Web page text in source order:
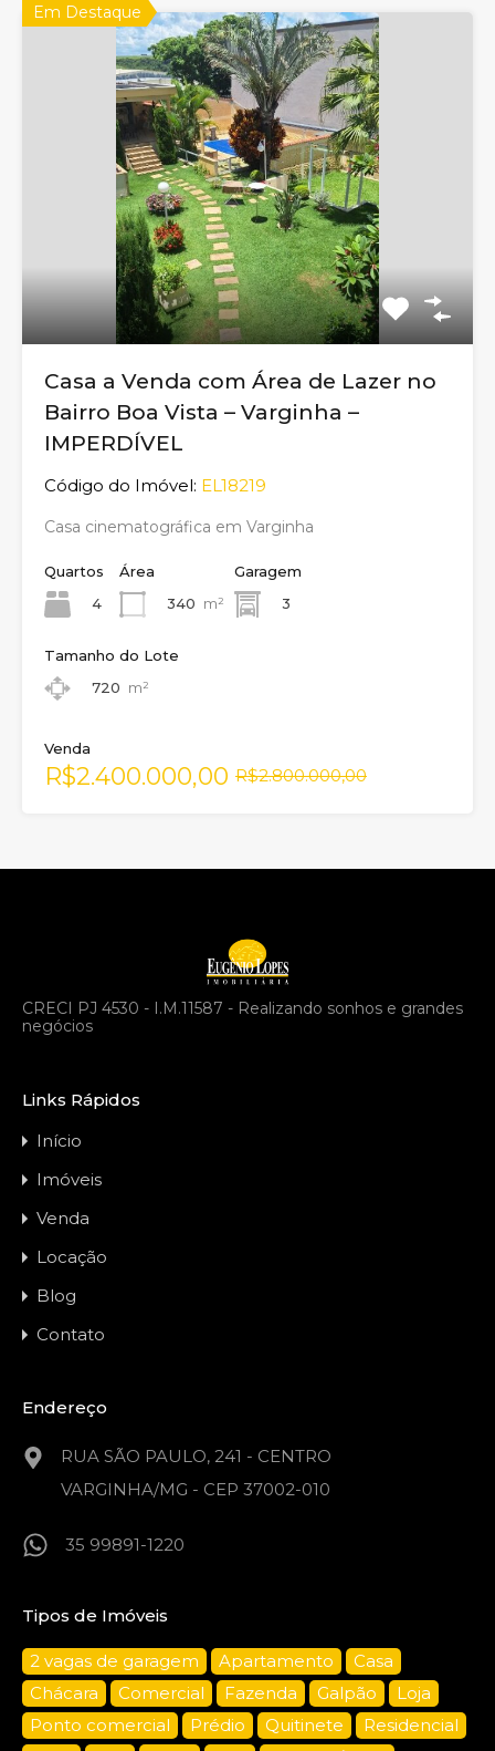
Em Destaque
Casa a Venda com Área de Lazer no
Bairro Boa Vista – Varginha –
IMPERDÍVEL
Código do Imóvel: EL18219
Casa cinematográfica em Varginha
Quartos
4
Área
340 m²
Garagem
3
Tamanho do Lote
720 m²
Venda
R$2.400.000,00 R$2.800.000,00
CRECI PJ 4530 - I.M.11587 - Realizando sonhos e grandes
negócios
Links Rápidos
Início
Imóveis
Venda
Locação
Blog
Contato
Endereço
RUA SÃO PAULO, 241 - CENTRO
VARGINHA/MG - CEP 37002-010
35 99891-1220
Tipos de Imóveis
2 vagas de garagem Apartamento
Casa
Chácara
Comercial Fazenda Galpão
Loja
Ponto comercial
Prédio Quitinete
Residencial